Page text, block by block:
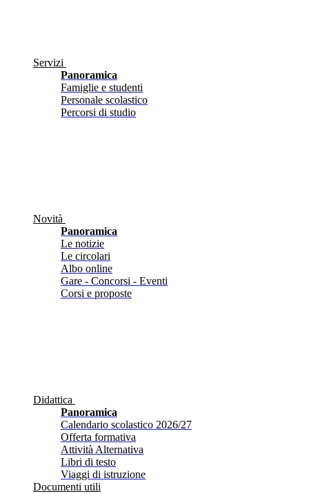
Servizi
Panoramica
Famiglie e studenti
Personale scolastico
Percorsi di studio
Novità
Panoramica
Le notizie
Le circolari
Albo online
Gare - Concorsi - Eventi
Corsi e proposte
Didattica
Panoramica
Calendario scolastico 2026/27
Offerta formativa
Attività Alternativa
Libri di testo
Viaggi di istruzione
Documenti utili